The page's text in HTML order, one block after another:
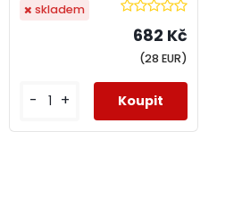
682 Kč
(28 EUR)
- +
skladem